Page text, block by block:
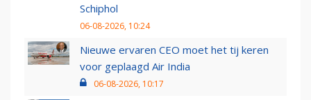
Schiphol
06-08-2026, 10:24
Nieuwe ervaren CEO moet het tij keren
voor geplaagd Air India
06-08-2026, 10:17